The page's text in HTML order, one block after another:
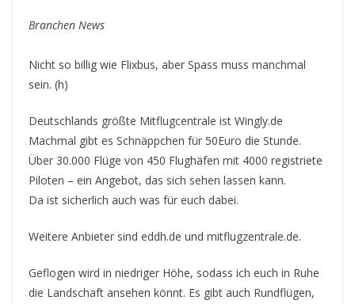
Branchen News
Nicht so billig wie Flixbus, aber Spass muss manchmal
sein. (h)
Deutschlands größte Mitflugcentrale ist Wingly.de
Machmal gibt es Schnäppchen für 50Euro die Stunde.
Über 30.000 Flüge von 450 Flughäfen mit 4000 registriete
Piloten – ein Angebot, das sich sehen lassen kann.
Da ist sicherlich auch was für euch dabei.
Weitere Anbieter sind eddh.de und mitflugzentrale.de.
Geflogen wird in niedriger Höhe, sodass ich euch in Ruhe
die Landschaft ansehen könnt. Es gibt auch Rundflügen,